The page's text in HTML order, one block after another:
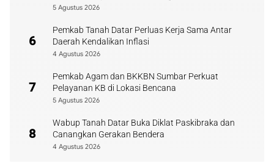
5 Agustus 2026
6
Pemkab Tanah Datar Perluas Kerja Sama Antar
Daerah Kendalikan Inflasi
4 Agustus 2026
7
Pemkab Agam dan BKKBN Sumbar Perkuat
Pelayanan KB di Lokasi Bencana
5 Agustus 2026
8
Wabup Tanah Datar Buka Diklat Paskibraka dan
Canangkan Gerakan Bendera
4 Agustus 2026